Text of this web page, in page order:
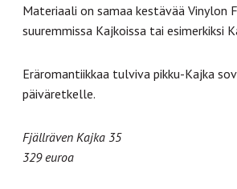
Materiaali on samaa kestävää Vinylon
suuremmissa Kajkoissa tai esimerkiksi
Eräromantiikkaa tulviva pikku-Kajka
päiväretkelle.
Fjällräven Kajka 35
329 euroa